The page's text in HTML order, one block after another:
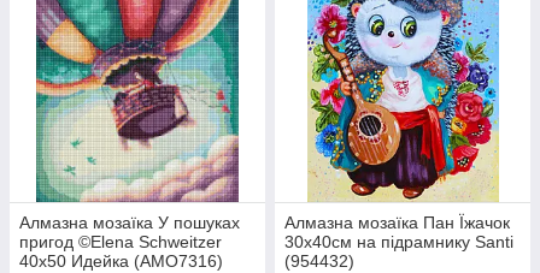
Алмазна мозаїка У пошуках
пригод ©Elena Schweitzer
40х50 Идейка (AMO7316)
Алмазна мозаїка Пан Їжачок
30x40см на підрамнику Santi
(954432)